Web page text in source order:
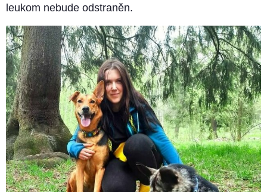
leukom nebude odstraněn.